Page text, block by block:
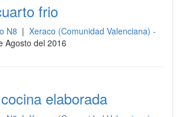
frio
N8 | Xeraco (Comunidad Valenciana) -
Agosto del 2016
elaborada